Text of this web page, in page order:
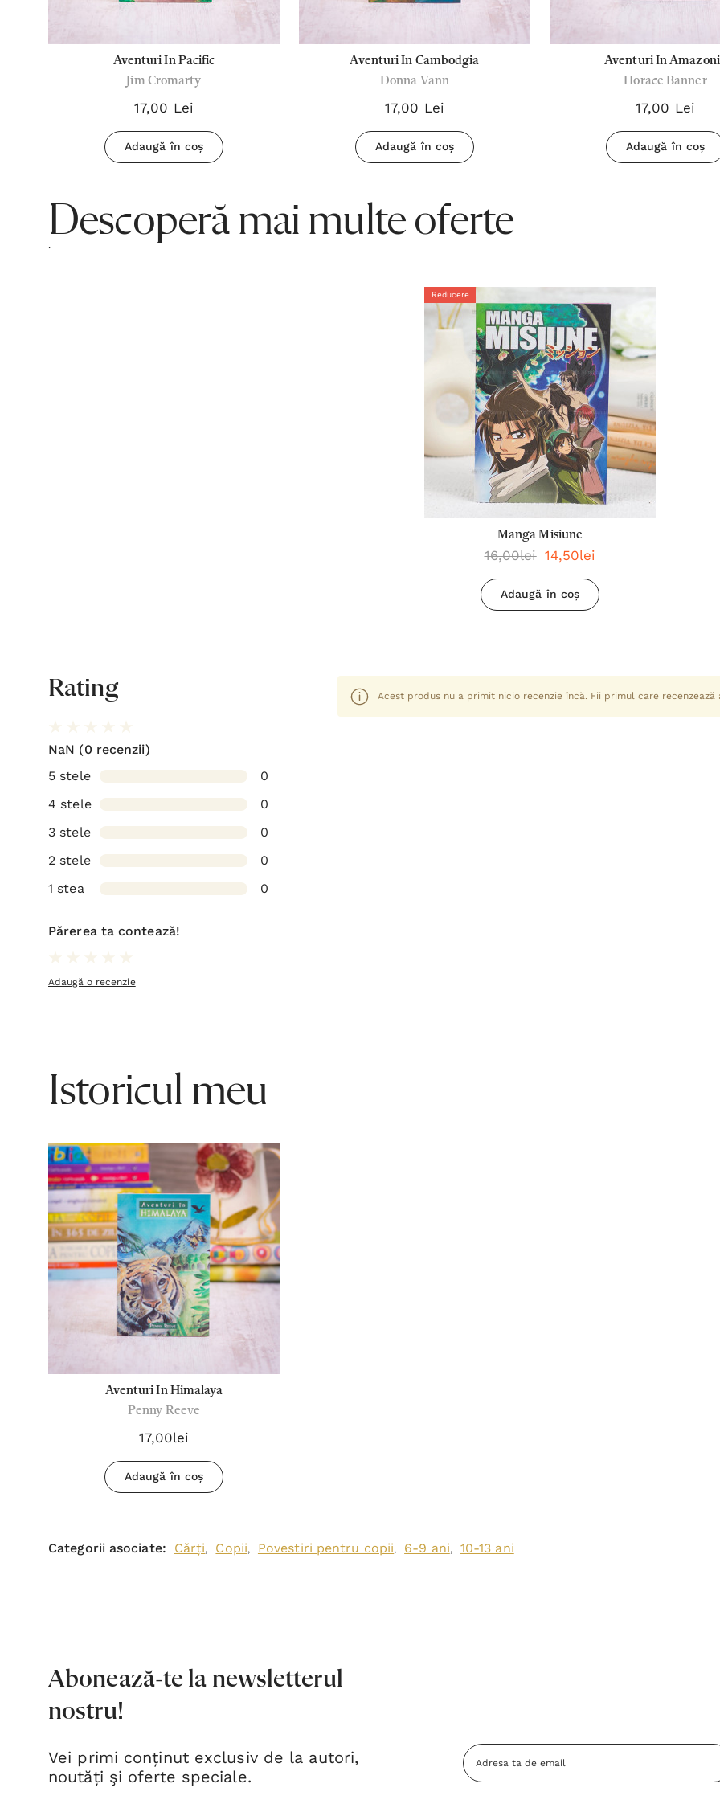
Aventuri In Pacific
Jim Cromarty
17,00 Lei
Adaugă în coș
Aventuri In Cambodgia
Donna Vann
17,00 Lei
Adaugă în coș
Aventuri In
Horace Banner
17,00 Lei
Adaugă în coș
Descoperă mai multe oferte
.
Reducere
Manga Misiune
16,00lei 14,50lei
Adaugă în coș
Rating
NaN (0 recenzii)
5 stele
0
4 stele
0
3 stele
0
2 stele
0
1 stea
0
Părerea ta contează!
Adaugă o recenzie
Acest produs nu a primit nicio recenzie încă. Fii primul care recenzează
Istoricul meu
Aventuri In Himalaya
Penny Reeve
17,00lei
Adaugă în coș
Categorii asociate: Cărți, Copii, Povestiri pentru copii, 6-9 ani, 10-13 ani
Abonează-te la newsletterul
nostru!
Vei primi conținut exclusiv de la autori,
noutăți şi oferte speciale.
Adresa
Email